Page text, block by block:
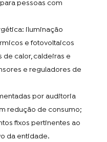
pessoas com
iluminação
e fotovoltaicos
de calor, caldeiras e
e reguladores de
por auditoria
redução de consumo;
fixos pertinentes ao
da entidade.